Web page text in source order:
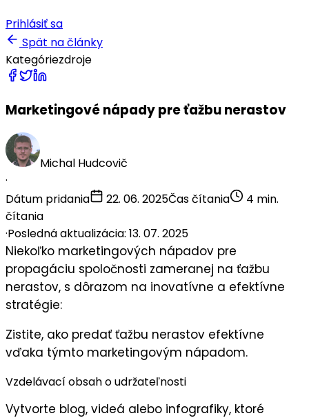
Prihlásiť sa
Spät na články
Kategóriezdroje
Marketingové nápady pre ťažbu nerastov
Michal Hudcovič
·
Dátum pridania
22. 06. 2025Čas čítania
4 min.
čítania
·Posledná aktualizácia: 13. 07. 2025
Niekoľko marketingových nápadov pre
propagáciu spoločnosti zameranej na ťažbu
nerastov, s dôrazom na inovatívne a efektívne
stratégie:
Zistite, ako predať ťažbu nerastov efektívne
vďaka týmto marketingovým nápadom.
Vzdelávací obsah o udržateľnosti
Vytvorte blog, videá alebo infografiky, ktoré